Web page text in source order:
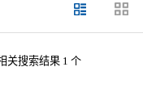
关搜索结果 1 个